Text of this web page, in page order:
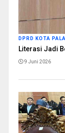
DPRD KOTA
Literasi Jadi
9 Juni 2026